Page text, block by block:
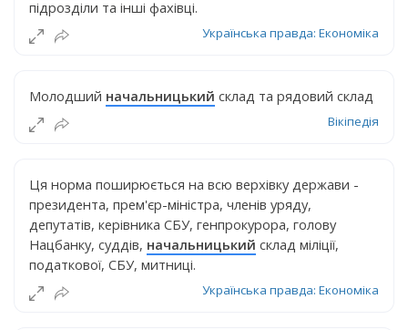
підрозділи та інші фахівці.
Українська правда: Економіка
Молодший начальницький склад та рядовий склад
Вікіпедія
Ця норма поширюється на всю верхівку держави -
президента, прем'єр-міністра, членів уряду,
депутатів, керівника СБУ, генпрокурора, голову
Нацбанку, суддів, начальницький склад міліції,
податкової, СБУ, митниці.
Українська правда: Економіка